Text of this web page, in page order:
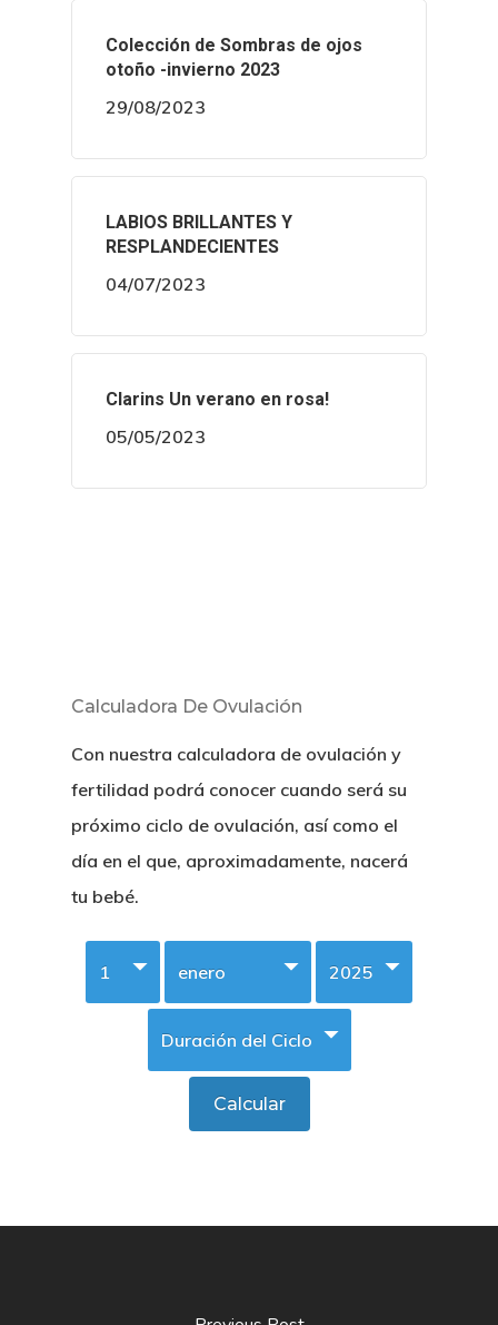
Colección de Sombras de ojos
otoño -invierno 2023
29/08/2023
LABIOS BRILLANTES Y
RESPLANDECIENTES
04/07/2023
Clarins Un verano en rosa!
05/05/2023
Calculadora De Ovulación
Con nuestra calculadora de ovulación y
fertilidad podrá conocer cuando será su
próximo ciclo de ovulación, así como el
día en el que, aproximadamente, nacerá
tu bebé.